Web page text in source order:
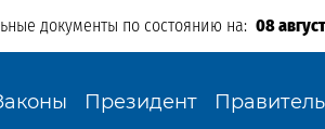
документы по состоянию на: 08
Президент